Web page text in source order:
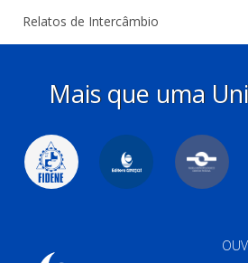
Relatos de Intercâmbio
Mais que uma